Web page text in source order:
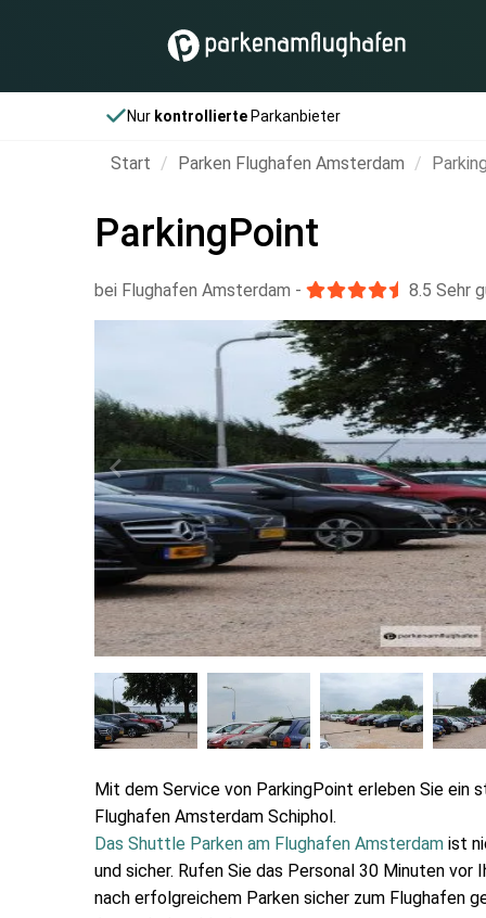
Nur kontrollierte Parkanbieter
Start Parken Flughafen Amsterdam
ParkingPoint
bei Flughafen Amsterdam - 8.5 Sehr
Mit dem Service von ParkingPoint erleben Sie ein
Flughafen Amsterdam Schiphol.
Das Shuttle Parken am Flughafen Amsterdam ist
und sicher. Rufen Sie das Personal 30 Minuten
nach erfolgreichem Parken sicher zum Flughafen